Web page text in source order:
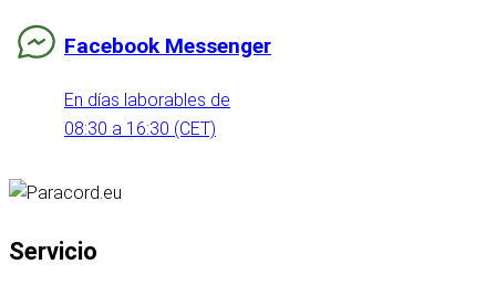
Facebook Messenger
En días laborables de
08:30 a 16:30 (CET)
Servicio